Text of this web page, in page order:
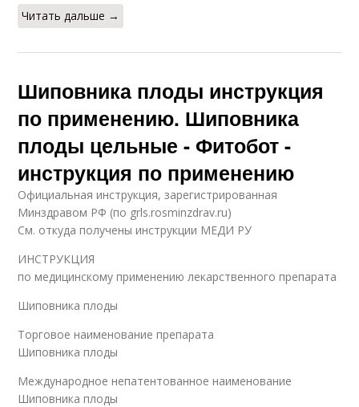
Читать дальше →
Шиповника плоды инструкция
по применению. Шиповника
плоды цельные - Фитобот -
инструкция по применению
Официальная инструкция, зарегистрированная
Минздравом РФ (по grls.rosminzdrav.ru)
См. откуда получены инструкции МЕДИ РУ
ИНСТРУКЦИЯ
по медицинскому применению лекарственного препарата
Шиповника плоды
Торговое наименование препарата
Шиповника плоды
Международное непатентованное наименование
Шиповника плоды